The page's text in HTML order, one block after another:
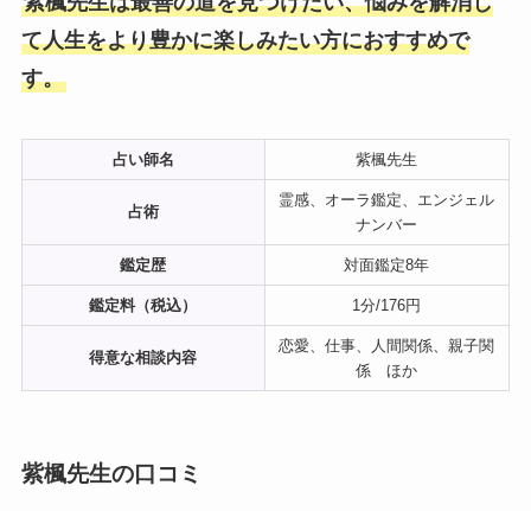
て人生をより豊かに楽しみたい方におすすめで
す。
占い師名 紫楓先生
占術
霊感、オーラ鑑定、エンジェル
ナンバー
鑑定歴 対面鑑定8年
鑑定料（税込） 1分/176円
得意な相談内容
恋愛、仕事、人間関係、親子関
係 ほか
紫楓先生の口コミ